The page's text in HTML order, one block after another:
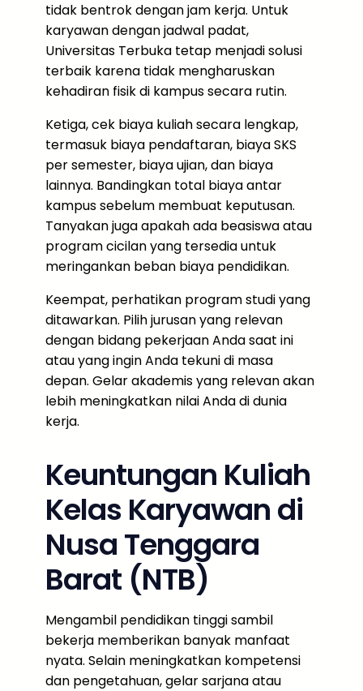
tidak bentrok dengan jam kerja. Untuk
karyawan dengan jadwal padat,
Universitas Terbuka tetap menjadi solusi
terbaik karena tidak mengharuskan
kehadiran fisik di kampus secara rutin.
Ketiga, cek biaya kuliah secara lengkap,
termasuk biaya pendaftaran, biaya SKS
per semester, biaya ujian, dan biaya
lainnya. Bandingkan total biaya antar
kampus sebelum membuat keputusan.
Tanyakan juga apakah ada beasiswa atau
program cicilan yang tersedia untuk
meringankan beban biaya pendidikan.
Keempat, perhatikan program studi yang
ditawarkan. Pilih jurusan yang relevan
dengan bidang pekerjaan Anda saat ini
atau yang ingin Anda tekuni di masa
depan. Gelar akademis yang relevan akan
lebih meningkatkan nilai Anda di dunia
kerja.
Keuntungan Kuliah
Kelas Karyawan di
Nusa Tenggara
Barat (NTB)
Mengambil pendidikan tinggi sambil
bekerja memberikan banyak manfaat
nyata. Selain meningkatkan kompetensi
dan pengetahuan, gelar sarjana atau